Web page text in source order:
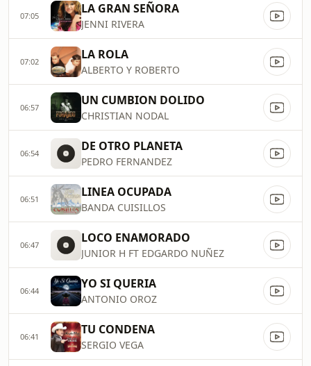
07:05 LA GRAN SEÑORA
JENNI RIVERA
07:02 LA ROLA
ALBERTO Y ROBERTO
06:57 UN CUMBION DOLIDO
CHRISTIAN NODAL
06:54 DE OTRO PLANETA
PEDRO FERNANDEZ
06:51 LINEA OCUPADA
BANDA CUISILLOS
06:47 LOCO ENAMORADO
JUNIOR H FT EDGARDO NUÑEZ
06:44 YO SI QUERIA
ANTONIO OROZ
06:41 TU CONDENA
SERGIO VEGA